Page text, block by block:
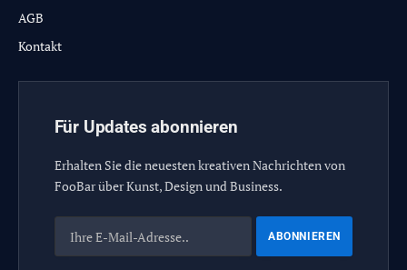
AGB
Kontakt
Für Updates abonnieren
Erhalten Sie die neuesten kreativen Nachrichten von
FooBar über Kunst, Design und Business.